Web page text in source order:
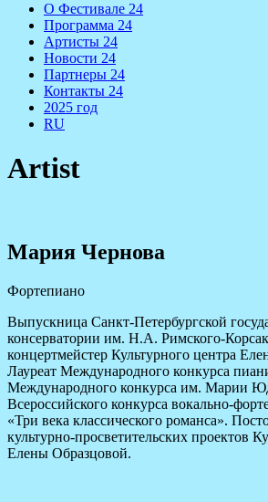
О Фестивале 24
Программа 24
Артисты 24
Новости 24
Партнеры 24
Контакты 24
2025 год
RU
Artist
Мария Чернова
Фортепиано
Выпускница Санкт-Петербургской
консерватории им. Н.А. Римского-
концертмейстер Культурного центра
Лауреат Международного конкурса
Международного конкурса им. Марии
Всероссийского конкурса вокально-
«Три века классического романса».
культурно-просветительских проектов
Елены Образцовой.